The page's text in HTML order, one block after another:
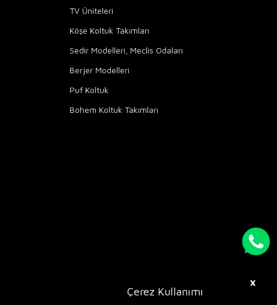
X
Çerez Kullanımı
TV Üniteleri
Köşe Koltuk Takımları
Sedir Modelleri, Meclis Odaları
Berjer Modelleri
Puf Koltuk
Bohem Koltuk Takımları